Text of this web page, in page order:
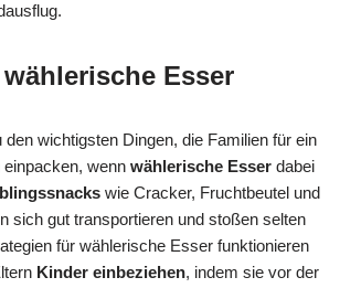
Esser
wichtigsten Dingen, die Familien für ein
wenn wählerische Esser dabei
wie Cracker, Fruchtbeutel und
sich gut transportieren und stoßen selten
für wählerische Esser funktionieren
Kinder einbeziehen, indem sie vor der